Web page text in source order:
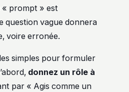
« prompt » est
question vague donnera
voire erronée.
simples pour formuler
donnez un rôle à
par « Agis comme un